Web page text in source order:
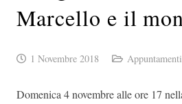
Marcello e il
1 Novembre 2018 Appuntamenti
Domenica 4 novembre alle ore 17